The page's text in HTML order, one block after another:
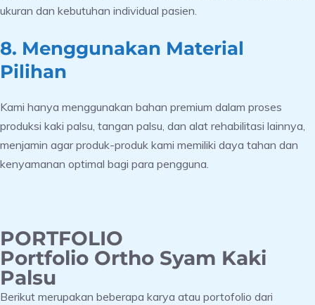
ukuran dan kebutuhan individual pasien.
8. Menggunakan Material
Pilihan
Kami hanya menggunakan bahan premium dalam proses
produksi kaki palsu, tangan palsu, dan alat rehabilitasi lainnya,
menjamin agar produk-produk kami memiliki daya tahan dan
kenyamanan optimal bagi para pengguna.
PORTFOLIO
Portfolio Ortho Syam Kaki
Palsu
Berikut merupakan beberapa karya atau portofolio dari